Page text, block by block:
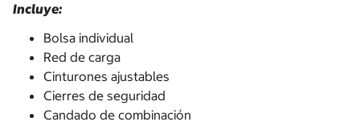
Incluye:
Bolsa individual
Red de carga
Cinturones ajustables
Cierres de seguridad
Candado de combinación